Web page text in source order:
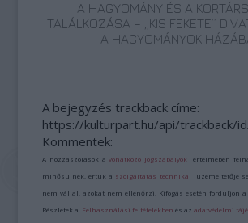
A HAGYOMÁNY ÉS A
TALÁLKOZÁSA – „KIS FEKETE”
A HAGYOMÁNYOK
A bejegyzés trackback címe:
https://kulturpart.hu/api/trackback/
Kommentek:
A hozzászólások avonatkozó jogszabályok értelmében
minősülnek, értük a szolgáltatás technikai üzemeltetője
nem vállal, azokat nem ellenőrzi. Kifogás esetén forduljon a
Részletek a Felhasználási feltételekben és azadatvédelmi